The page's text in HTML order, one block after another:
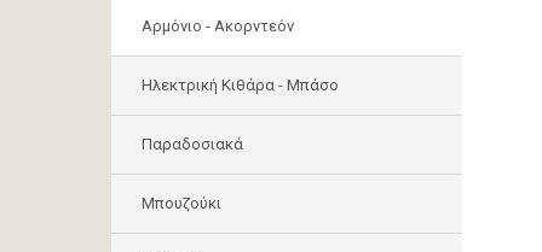
Αρμόνιο - Ακορντεόν
Ηλεκτρική Κιθάρα - Μπάσο
Παραδοσιακά
Μπουζούκι